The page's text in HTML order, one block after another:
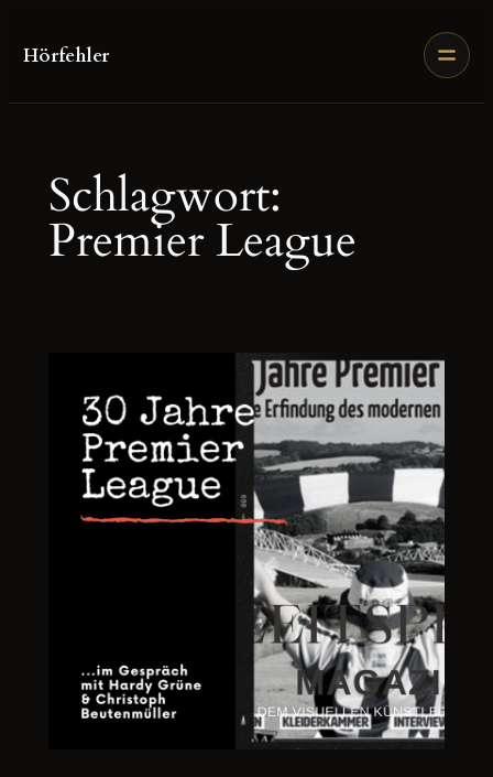
Inhalt
Hörfehler
Schlagwort:
Premier League